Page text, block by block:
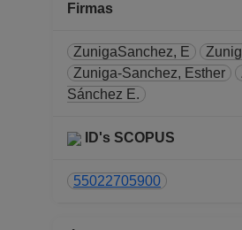
No
Firmas
ZunigaSanchez, E
Zuniga-Sanchez, Esther
Sánchez E.
ID's SCOPUS
55022705900